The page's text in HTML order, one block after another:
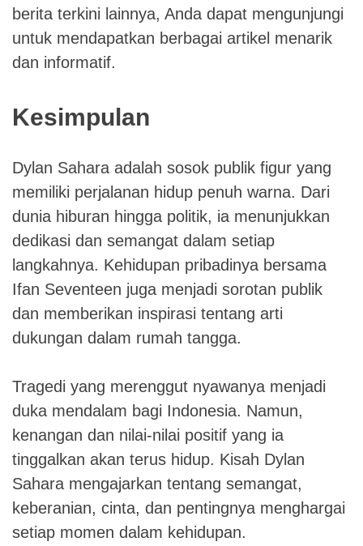
berita terkini lainnya, Anda dapat mengunjungi
untuk mendapatkan berbagai artikel menarik
dan informatif.
Kesimpulan
Dylan Sahara adalah sosok publik figur yang
memiliki perjalanan hidup penuh warna. Dari
dunia hiburan hingga politik, ia menunjukkan
dedikasi dan semangat dalam setiap
langkahnya. Kehidupan pribadinya bersama
Ifan Seventeen juga menjadi sorotan publik
dan memberikan inspirasi tentang arti
dukungan dalam rumah tangga.
Tragedi yang merenggut nyawanya menjadi
duka mendalam bagi Indonesia. Namun,
kenangan dan nilai-nilai positif yang ia
tinggalkan akan terus hidup. Kisah Dylan
Sahara mengajarkan tentang semangat,
keberanian, cinta, dan pentingnya menghargai
setiap momen dalam kehidupan.